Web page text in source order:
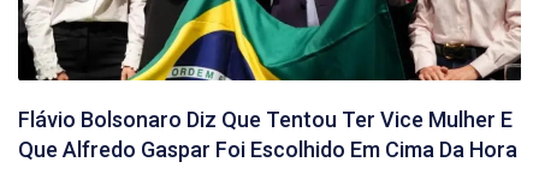
Flávio Bolsonaro Diz Que Tentou Ter Vice Mulher E
Que Alfredo Gaspar Foi Escolhido Em Cima Da Hora